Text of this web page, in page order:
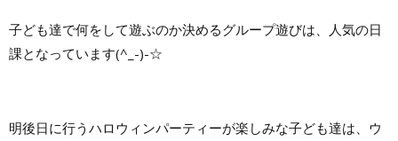
子ども達で何をして遊ぶのか決めるグループ遊びは、人気の日
課となっています(^_-)-☆
明後日に行うハロウィンパーティーが楽しみな子ども達は、ウ